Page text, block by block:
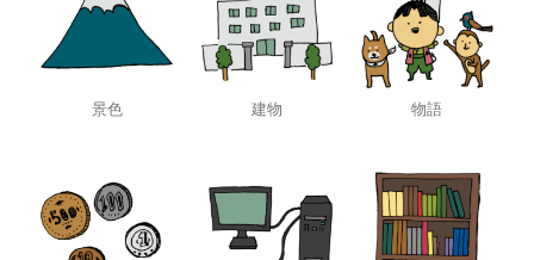
景色 建物 物語